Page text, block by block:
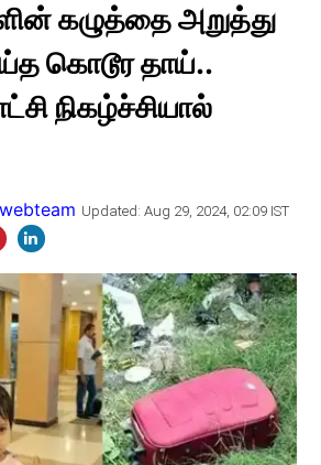
கழுத்தை அறுத்து
கொடூர தாய்..
நிகழ்ச்சியால்
Updated: Aug 29, 2024, 02:09 IST